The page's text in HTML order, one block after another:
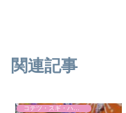
関連記事
コテツ・スギ・ハルト